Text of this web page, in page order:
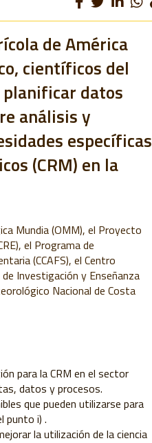
de América
científicos del
datos
análisis y
específicas
(CRM) en la
Mundia (OMM), el Proyecto
, el Programa de
(CCAFS), el Centro
Investigación y Enseñanza
Nacional de Costa
para la CRM en el sector
datos y procesos.
que pueden utilizarse para
punto i) .
la utilización de la ciencia